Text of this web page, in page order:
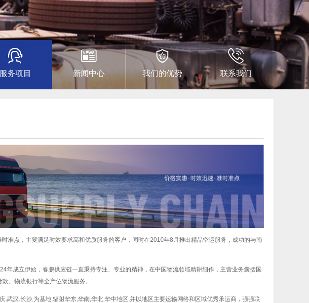
服务项目 新闻中心 我们的优势 联系我们
准点，主要满足时效要求高和优质服务的客户，同时在2010年8月推出精品空运服务，成功的与南
年成立伊始，春鹏供应链一直秉持专注、专业的精神，在中国物流领域精耕细作，主营业务囊括国
、物流银行等全产位物流服务。
,武汉.长沙,为基地,辐射华东,华南,华北,华中地区,并以地区主要运输网络和区域优秀承运商，强强联